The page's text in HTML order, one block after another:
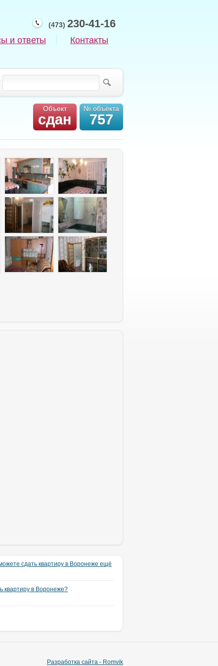
(473) 230-41-16
и ответы Контакты
Объект
сдан
№ объекта
757
сдать квартиру в Воронеже ещё
квартиру в Воронеже?
Разработка сайта - Romvik